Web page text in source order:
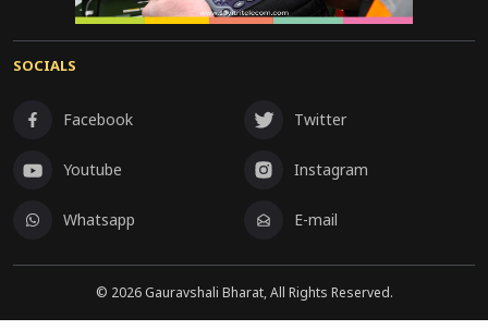
SOCIALS
Facebook Twitter
Youtube Instagram
Whatsapp E-mail
© 2026Gauravshali Bharat, All Rights Reserved.